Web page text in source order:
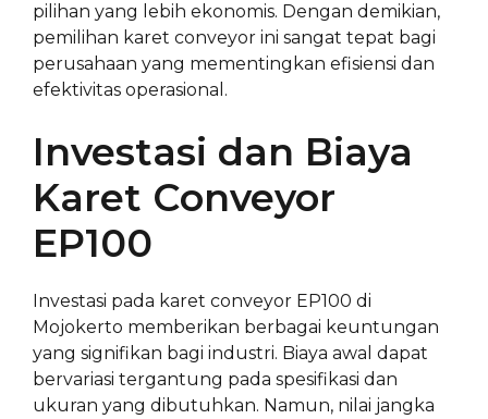
pilihan yang lebih ekonomis. Dengan demikian,
pemilihan karet conveyor ini sangat tepat bagi
perusahaan yang mementingkan efisiensi dan
efektivitas operasional.
Investasi dan Biaya
Karet Conveyor
EP100
Investasi pada karet conveyor EP100 di
Mojokerto memberikan berbagai keuntungan
yang signifikan bagi industri. Biaya awal dapat
bervariasi tergantung pada spesifikasi dan
ukuran yang dibutuhkan. Namun, nilai jangka